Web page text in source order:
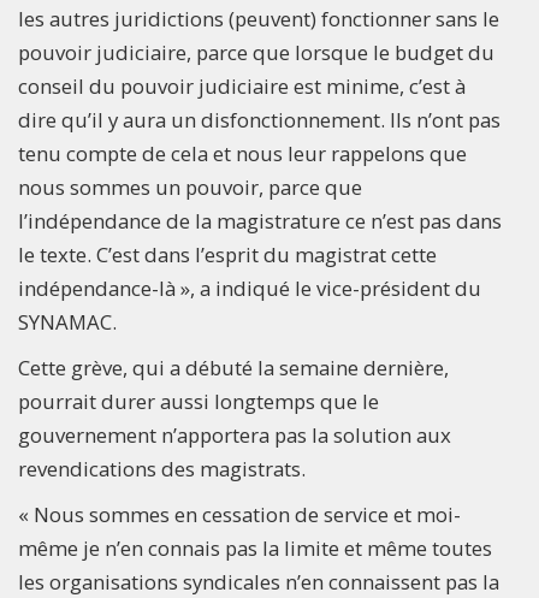
les autres juridictions (peuvent) fonctionner sans le
pouvoir judiciaire, parce que lorsque le budget du
conseil du pouvoir judiciaire est minime, c’est à
dire qu’il y aura un disfonctionnement. Ils n’ont pas
tenu compte de cela et nous leur rappelons que
nous sommes un pouvoir, parce que
l’indépendance de la magistrature ce n’est pas dans
le texte. C’est dans l’esprit du magistrat cette
indépendance-là », a indiqué le vice-président du
SYNAMAC.
Cette grève, qui a débuté la semaine dernière,
pourrait durer aussi longtemps que le
gouvernement n’apportera pas la solution aux
revendications des magistrats.
« Nous sommes en cessation de service et moi-
même je n’en connais pas la limite et même toutes
les organisations syndicales n’en connaissent pas la